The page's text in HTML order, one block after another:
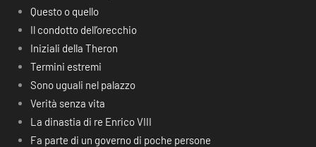
Questo o quello
Il condotto dell’orecchio
Iniziali della Theron
Termini estremi
Sono uguali nel palazzo
Verità senza vita
La dinastia di re Enrico VIII
Fa parte di un governo di poche persone